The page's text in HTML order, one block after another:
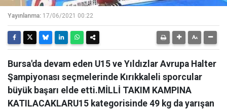
Yayınlanma: 17/06/2021 00:22
Bursa'da devam eden U15 ve Yıldızlar Avrupa Halter
Şampiyonası seçmelerinde Kırıkkaleli sporcular
büyük başarı elde etti.MİLLİ TAKIM KAMPINA
KATILACAKLARU15 kategorisinde 49 kg da yarışan